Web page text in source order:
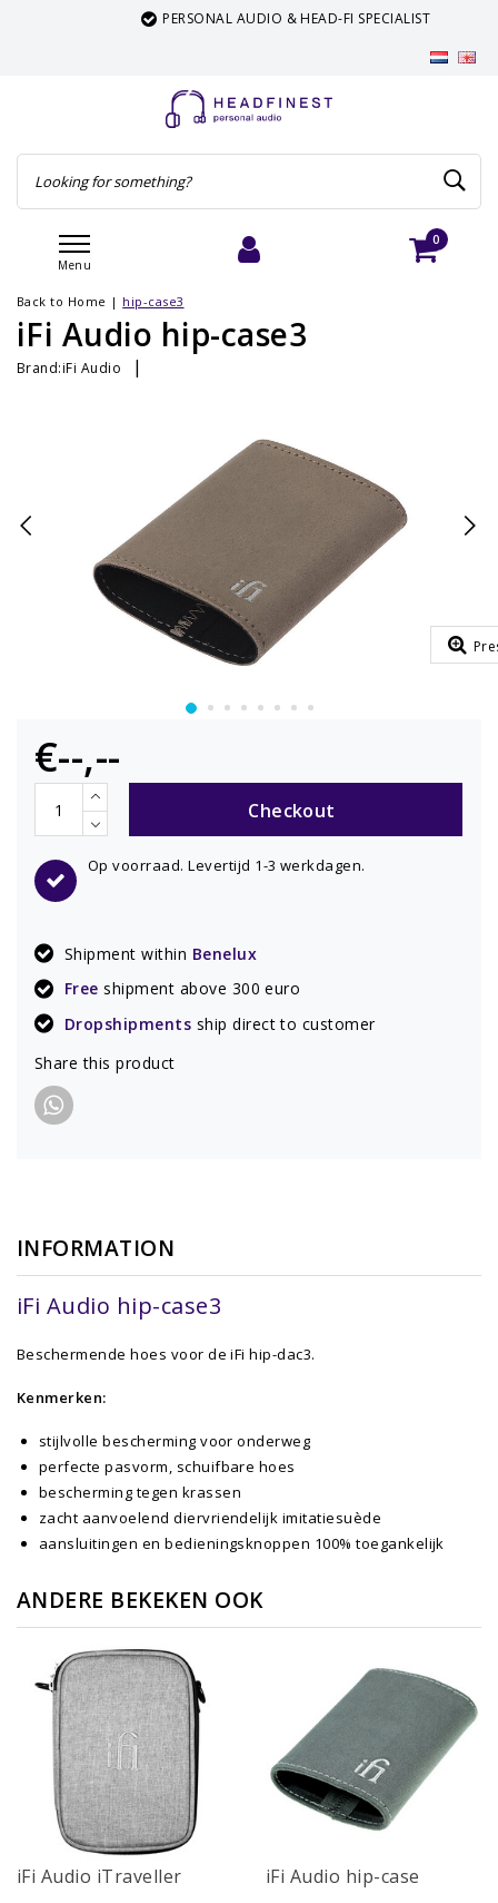
PERSONAL AUDIO & HEAD-FI SPECIALIST
Menu
0
Back to Home | hip-case3
iFi Audio hip-case3
Brand:iFi Audio |
€--,--
Checkout
Op voorraad. Levertijd 1-3 werkdagen.
Shipment within Benelux
Free shipment above 300 euro
Dropshipments ship direct to customer
Share this product
INFORMATION
iFi Audio hip-case3
Beschermende hoes voor de iFi hip-dac3.
Kenmerken:
stijlvolle bescherming voor onderweg
perfecte pasvorm, schuifbare hoes
bescherming tegen krassen
zacht aanvoelend diervriendelijk imitatiesuède
aansluitingen en bedieningsknoppen 100% toegankelijk
ANDERE BEKEKEN OOK
iFi Audio iTraveller iFi Audio hip-case